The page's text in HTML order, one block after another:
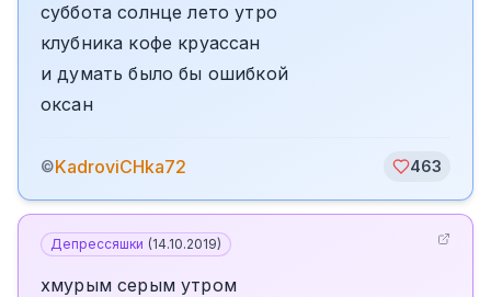
суббота солнце лето утро
клубника кофе круассан
и думать было бы ошибкой
оксан
©KadroviCHka72 463
Депрессяшки (14.10.2019)
хмурым серым утром